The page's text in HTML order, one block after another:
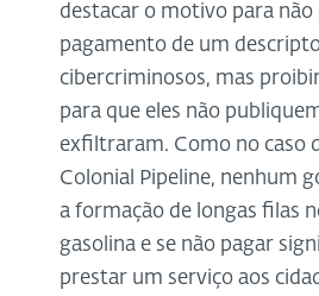
destacar o motivo para
pagamento de um
cibercriminosos, mas
para que eles não
exfiltraram. Como no caso
Colonial Pipeline, nenhum
a formação de longas filas
gasolina e se não pagar
prestar um serviço aos